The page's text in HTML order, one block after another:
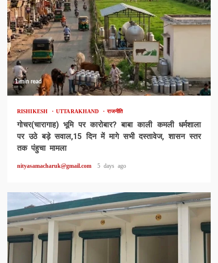
1 min read
RISHIKESH UTTARAKHAND राजनीति
गोचर(चारागाह) भूमि पर कारोबार? बाबा काली कमली धर्मशाला
पर उठे बड़े सवाल,15 दिन में मागे सभी दस्तावेज, शासन स्तर
तक पंहुचा मामला
nityasamacharuk@gmail.com 5 days ago